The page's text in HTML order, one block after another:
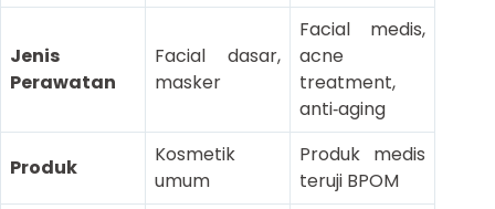
Jenis
Perawatan
Facial dasar,
masker
Facial medis,
acne
treatment,
anti‑aging
Produk
Kosmetik
umum
Produk medis
teruji BPOM